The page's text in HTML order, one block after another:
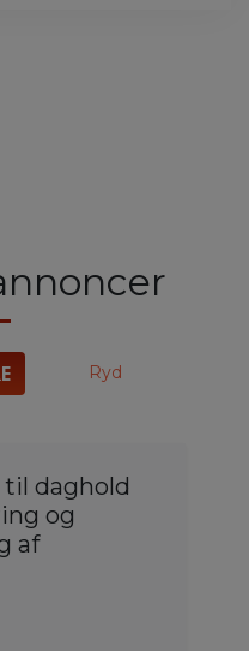
Ryd
daghold
og
af